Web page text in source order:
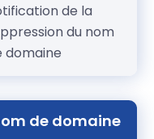
de la
du nom
domaine
de domaine